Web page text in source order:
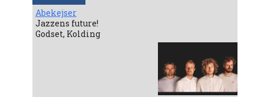
Abekejser
Jazzens future!
Godset, Kolding